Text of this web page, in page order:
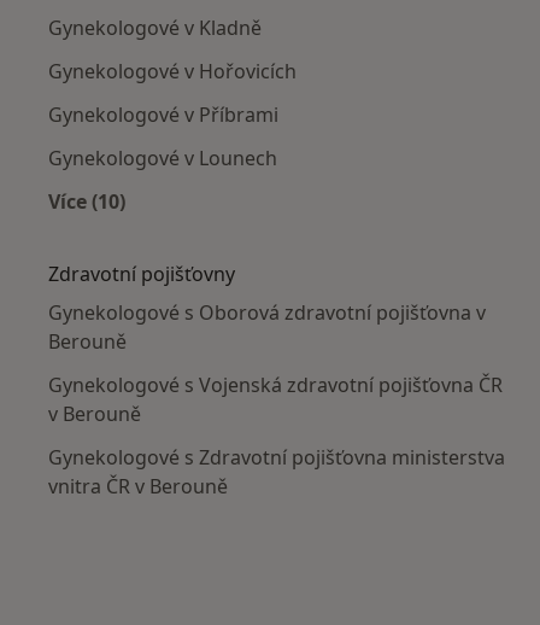
Gynekologové v Kladně
Gynekologové v Hořovicích
Gynekologové v Příbrami
Gynekologové v Lounech
Více (10)
Zdravotní pojišťovny
Gynekologové s Oborová zdravotní pojišťovna v
Berouně
Gynekologové s Vojenská zdravotní pojišťovna ČR
v Berouně
Gynekologové s Zdravotní pojišťovna ministerstva
vnitra ČR v Berouně